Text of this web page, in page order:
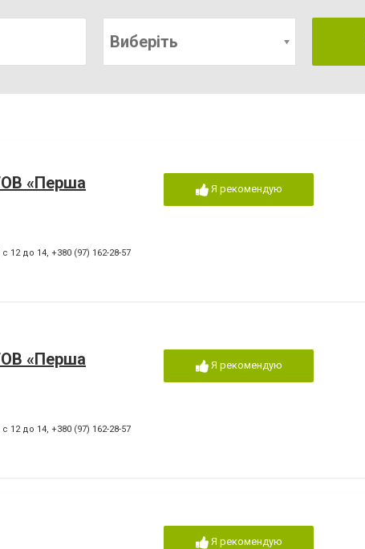
Виберіть
«Перша
с 12 до 14, +380 (97) 162-28-57
Я рекомендую
«Перша
с 12 до 14, +380 (97) 162-28-57
Я рекомендую
Я рекомендую